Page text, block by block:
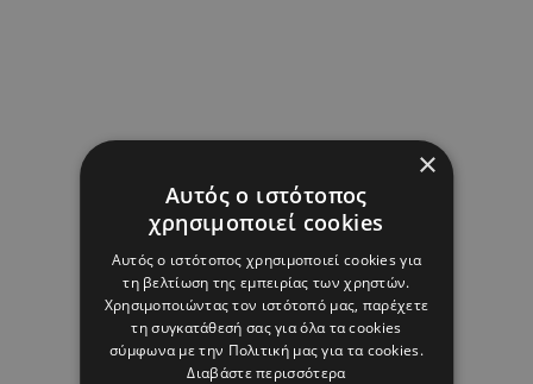
×
Αυτός ο ιστότοπος
χρησιμοποιεί cookies
Αυτός ο ιστότοπος χρησιμοποιεί cookies για
τη βελτίωση της εμπειρίας των χρηστών.
Χρησιμοποιώντας τον ιστότοπό μας, παρέχετε
τη συγκατάθεσή σας για όλα τα cookies
σύμφωνα με την Πολιτική μας για τα cookies.
Διαβάστε περισσότερα